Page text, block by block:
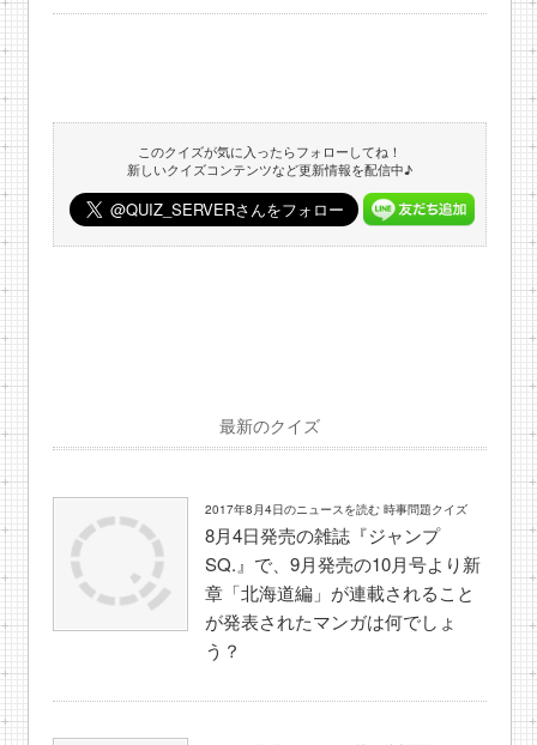
このクイズが気に入ったらフォローしてね！
新しいクイズコンテンツなど更新情報を配信中♪
最新のクイズ
2017年8月4日のニュースを読む 時事問題クイズ
8月4日発売の雑誌『ジャンプ
SQ.』で、9月発売の10月号より新
章「北海道編」が連載されること
が発表されたマンガは何でしょ
う？